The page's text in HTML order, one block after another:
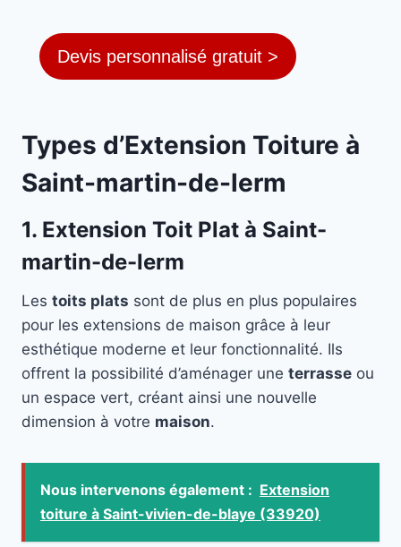
Devis personnalisé gratuit >
Types d’Extension Toiture à
Saint-martin-de-lerm
1. Extension Toit Plat à Saint-
martin-de-lerm
Les toits plats sont de plus en plus populaires
pour les extensions de maison grâce à leur
esthétique moderne et leur fonctionnalité. Ils
offrent la possibilité d’aménager une terrasse ou
un espace vert, créant ainsi une nouvelle
dimension à votre maison.
Nous intervenons également : Extension
toiture à Saint-vivien-de-blaye (33920)